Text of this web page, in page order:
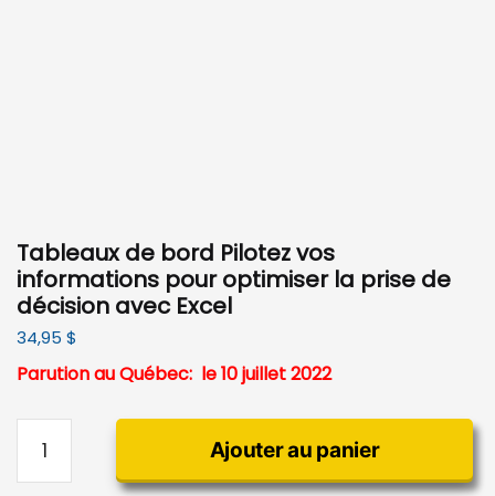
Tableaux de bord Pilotez vos
informations pour optimiser la prise de
décision avec Excel
34,95 $
Parution au Québec: le 10 juillet 2022
Tableaux
Ajouter au panier